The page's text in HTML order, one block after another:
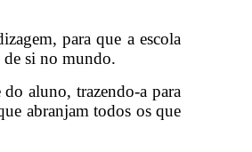
para que a escola
de si no mundo.
do aluno, trazendo-a para
abranjam todos os que